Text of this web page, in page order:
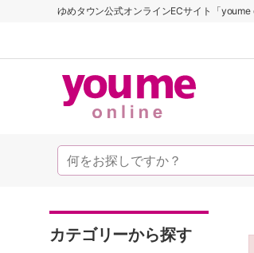
ゆめタウン公式オンラインECサイト「youme
カテゴリーから探す